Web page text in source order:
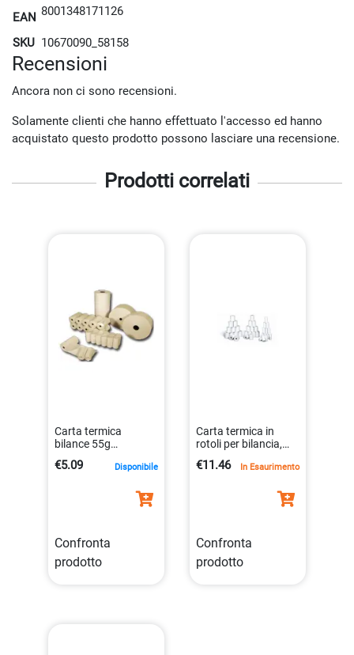
EAN 8001348171126
SKU 10670090_58158
Recensioni
Ancora non ci sono recensioni.
Solamente clienti che hanno effettuato l'accesso ed hanno
acquistato questo prodotto possono lasciare una recensione.
Prodotti correlati
Carta termica
bilance 55g
bpafree
€5.09 Disponibile
Confronta
prodotto
Carta termica in
rotoli per bilancia,
free, 10 pezzi
€11.46 In Esaurimento
Confronta
prodotto